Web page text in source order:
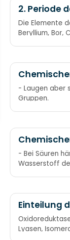
2. Periode
Die Elemente
Beryllium, Bor,
Berta, bitte
Netzstrümpfe.
- Laugen aber
Gruppen.
- Bei Säuren
Wasserstoff
Einteilung
Lyasen,